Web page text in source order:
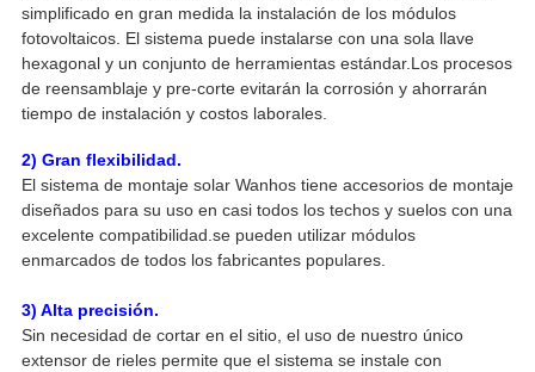
simplificado en gran medida la instalación de los módulos
fotovoltaicos. El sistema puede instalarse con una sola llave
hexagonal y un conjunto de herramientas estándar.Los procesos
de reensamblaje y pre-corte evitarán la corrosión y ahorrarán
tiempo de instalación y costos laborales.
2) Gran flexibilidad.
El sistema de montaje solar Wanhos tiene accesorios de montaje
diseñados para su uso en casi todos los techos y suelos con una
excelente compatibilidad.se pueden utilizar módulos
enmarcados de todos los fabricantes populares.
3) Alta precisión.
Sin necesidad de cortar en el sitio, el uso de nuestro único
extensor de rieles permite que el sistema se instale con